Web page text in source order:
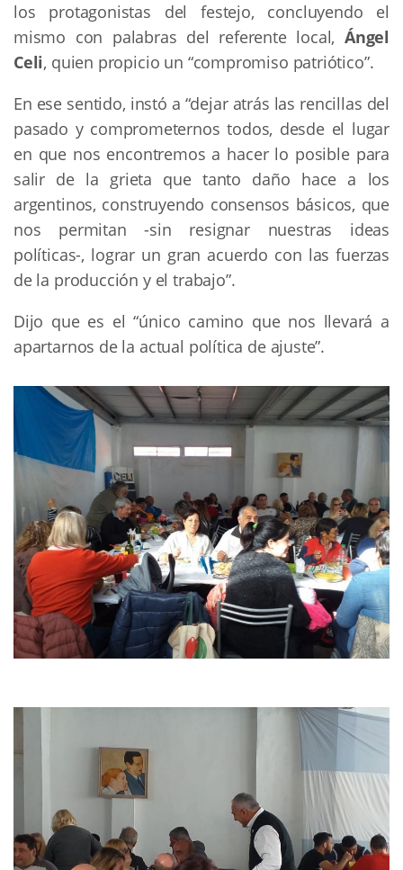
los protagonistas del festejo, concluyendo el
mismo con palabras del referente local, Ángel
Celi, quien propicio un “compromiso patriótico”.
En ese sentido, instó a “dejar atrás las rencillas del
pasado y comprometernos todos, desde el lugar
en que nos encontremos a hacer lo posible para
salir de la grieta que tanto daño hace a los
argentinos, construyendo consensos básicos, que
nos permitan -sin resignar nuestras ideas
políticas-, lograr un gran acuerdo con las fuerzas
de la producción y el trabajo”.
Dijo que es el “único camino que nos llevará a
apartarnos de la actual política de ajuste”.